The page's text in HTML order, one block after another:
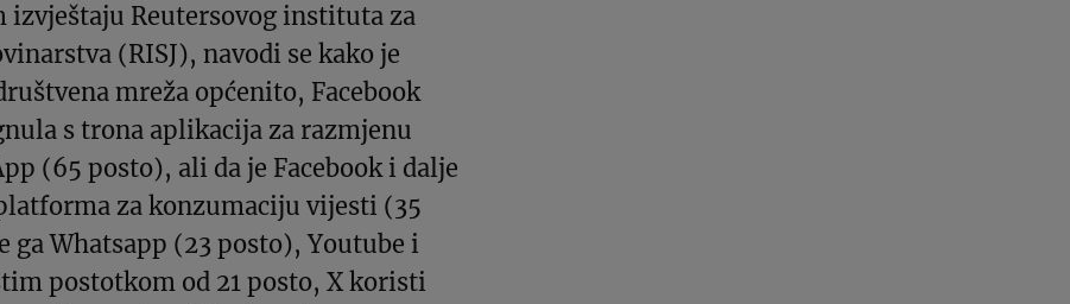
izvještaju Reutersovog instituta za
(RISJ), navodi se kako je
mreža općenito, Facebook
s trona aplikacija za razmjenu
(65 posto), ali da je Facebook i dalje
za konzumaciju vijesti (35
ga Whatsapp (23 posto), Youtube i
postotkom od 21 posto, X koristi